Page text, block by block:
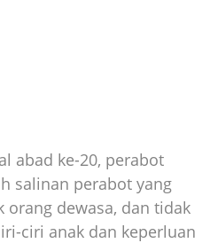
abad ke-20, perabot
salinan perabot yang
dewasa, dan tidak
ciri anak dan keperluan